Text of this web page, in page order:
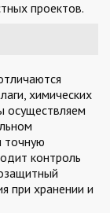
проектов.
химических
осуществляем
точную
контроль
при хранении и